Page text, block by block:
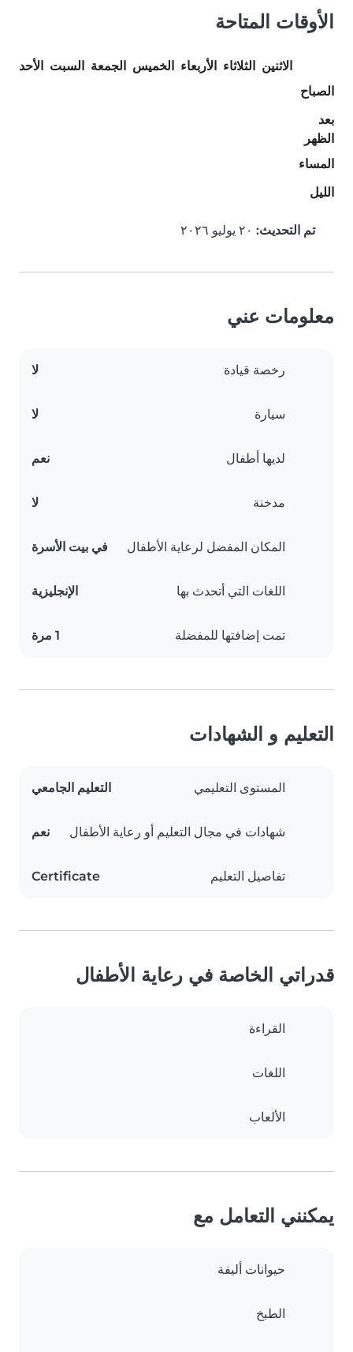
الأوقات المتاحة
الاثنين الثلاثاء الأربعاء الخميس الجمعة السبت الأحد
الصباح
بعد
الظهر
المساء
الليل
تم التحديث:
معلومات عني
رخصة قيادة لا
سيارة لا
لديها أطفال نعم
مدخنة لا
المكان المفضل لرعاية الأطفال في بيت الأسرة
اللغات التي أتحدث بها الإنجليزية
تمت إضافتها للمفضلة 1 مرة
التعليم و الشهادات
المستوى التعليمي التعليم الجامعي
شهادات في مجال التعليم أو رعاية الأطفال نعم
تفاصيل التعليم Certificate
قدراتي الخاصة في رعاية الأطفال
القراءة
اللغات
الألعاب
يمكنني التعامل مع
حيوانات أليفة
الطبخ